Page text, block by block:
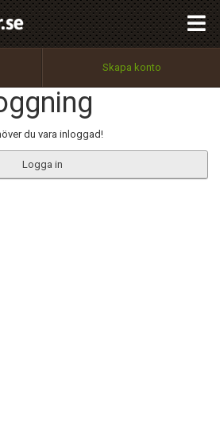
Skapa konto
du vara inloggad!
Logga in
Utför
100%
OK
Tillbaka till förstasidan